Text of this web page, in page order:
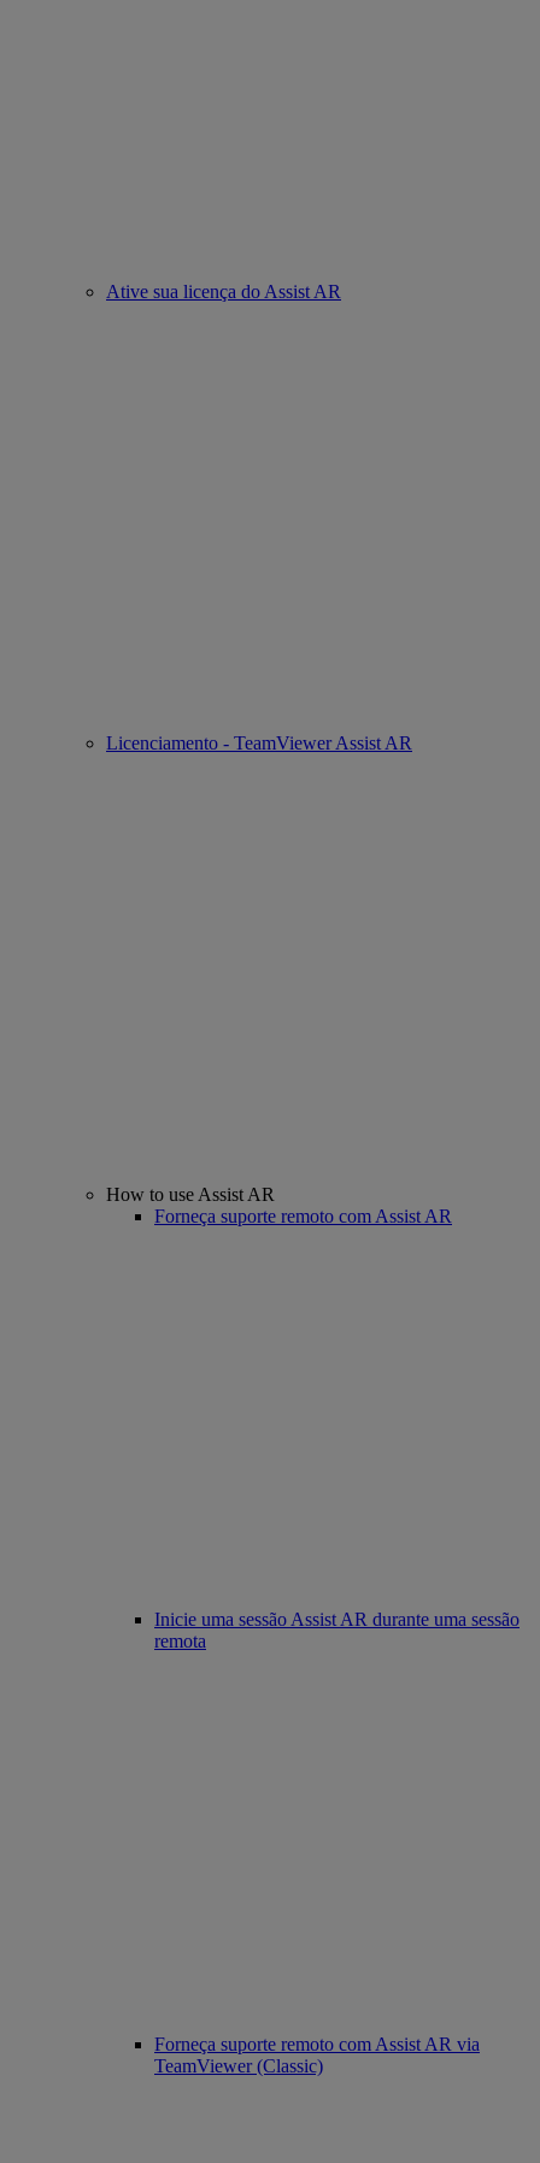
Ative sua licença do Assist AR
Licenciamento - TeamViewer Assist AR
How to use Assist AR
Forneça suporte remoto com Assist AR
Inicie uma sessão Assist AR durante uma sessão
remota
Forneça suporte remoto com Assist AR via
TeamViewer (Classic)